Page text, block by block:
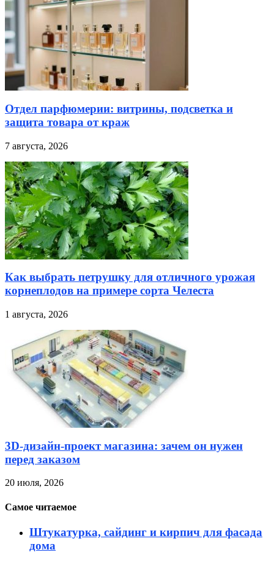
Отдел парфюмерии: витрины, подсветка и
защита товара от краж
7 августа, 2026
Как выбрать петрушку для отличного урожая
корнеплодов на примере сорта Челеста
1 августа, 2026
3D-дизайн-проект магазина: зачем он нужен
перед заказом
20 июля, 2026
Самое читаемое
Штукатурка, сайдинг и кирпич для фасада
дома